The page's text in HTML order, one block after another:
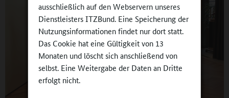
ausschließlich auf den Webservern unseres
Dienstleisters ITZBund. Eine Speicherung der
Nutzungsinformationen findet nur dort statt.
Das Cookie hat eine Gültigkeit von 13
Monaten und löscht sich anschließend von
selbst. Eine Weitergabe der Daten an Dritte
erfolgt nicht.